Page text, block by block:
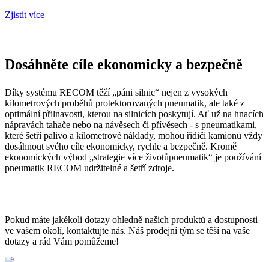
Zjistit více
Dosáhněte cíle ekonomicky a bezpečně
Díky systému RECOM těží „páni silnic“ nejen z vysokých
kilometrových proběhů protektorovaných pneumatik, ale také z
optimální přilnavosti, kterou na silnicích poskytují. Ať už na hnacích
nápravách tahače nebo na návěsech či přívěsech - s pneumatikami,
které šetří palivo a kilometrové náklady, mohou řidiči kamionů vždy
dosáhnout svého cíle ekonomicky, rychle a bezpečně. Kromě
ekonomických výhod „strategie více životůpneumatik“ je používání
pneumatik RECOM udržitelné a šetří zdroje.
Pokud máte jakékoli dotazy ohledně našich produktů a dostupnosti
ve vašem okolí, kontaktujte nás. Náš prodejní tým se těší na vaše
dotazy a rád Vám pomůžeme!